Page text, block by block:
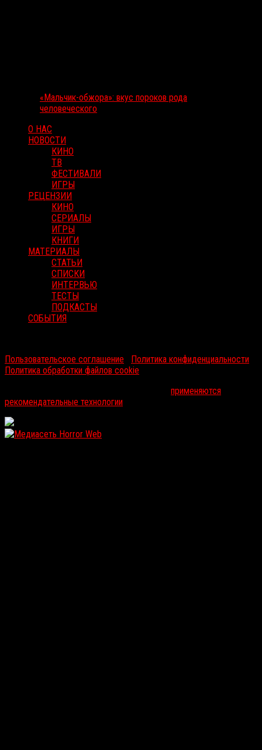
«Мальчик-обжора»: вкус пороков рода
человеческого
О НАС
НОВОСТИ
КИНО
ТВ
ФЕСТИВАЛИ
ИГРЫ
РЕЦЕНЗИИ
КИНО
СЕРИАЛЫ
ИГРЫ
КНИГИ
МАТЕРИАЛЫ
СТАТЬИ
СПИСКИ
ИНТЕРВЬЮ
ТЕСТЫ
ПОДКАСТЫ
СОБЫТИЯ
Пользовательское соглашение
Политика конфиденциальности
Политика обработки файлов cookie
применяются
рекомендательные технологии